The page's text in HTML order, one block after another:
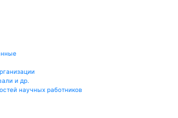
и др.
научных работников